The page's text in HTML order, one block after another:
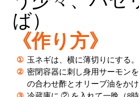
ば）
《作り方》
① 玉ネギは、横に薄切りにする。
② 密閉容器に刺し身用サーモン
の合わせ酢とオリーブ油をか